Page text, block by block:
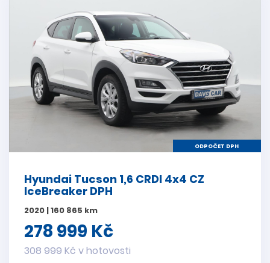
ODPOČET DPH
Hyundai Tucson 1,6 CRDI 4x4 CZ
IceBreaker DPH
2020 | 160 865 km
278 999 Kč
308 999 Kč v hotovosti